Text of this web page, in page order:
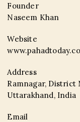
Founder
Naseem Khan
Website
Address
Ramnagar, District
Uttarakhand, India
Email